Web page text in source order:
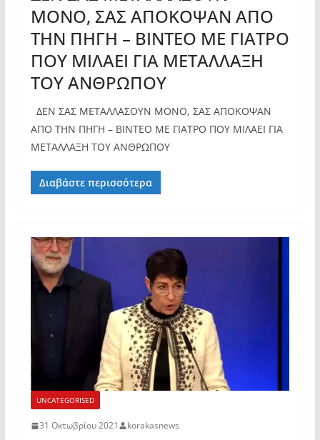
ΜΟΝΟ, ΣΑΣ ΑΠΟΚΟΨΑΝ ΑΠΟ
ΤΗΝ ΠΗΓΗ – ΒΙΝΤΕΟ ΜΕ ΓΙΑΤΡΟ
ΠΟΥ ΜΙΛΑΕΙ ΓΙΑ ΜΕΤΑΛΛΑΞΗ
ΤΟΥ ΑΝΘΡΩΠΟΥ
ΔΕΝ ΣΑΣ ΜΕΤΑΛΛΑΣΟΥΝ ΜΟΝΟ, ΣΑΣ ΑΠΟΚΟΨΑΝ
ΑΠΟ ΤΗΝ ΠΗΓΗ – ΒΙΝΤΕΟ ΜΕ ΓΙΑΤΡΟ ΠΟΥ ΜΙΛΑΕΙ ΓΙΑ
ΜΕΤΑΛΛΑΞΗ ΤΟΥ ΑΝΘΡΩΠΟΥ
Διαβάστε περισσότερα
UNCATEGORISED
31 Οκτωβρίου 2021 korakasnews